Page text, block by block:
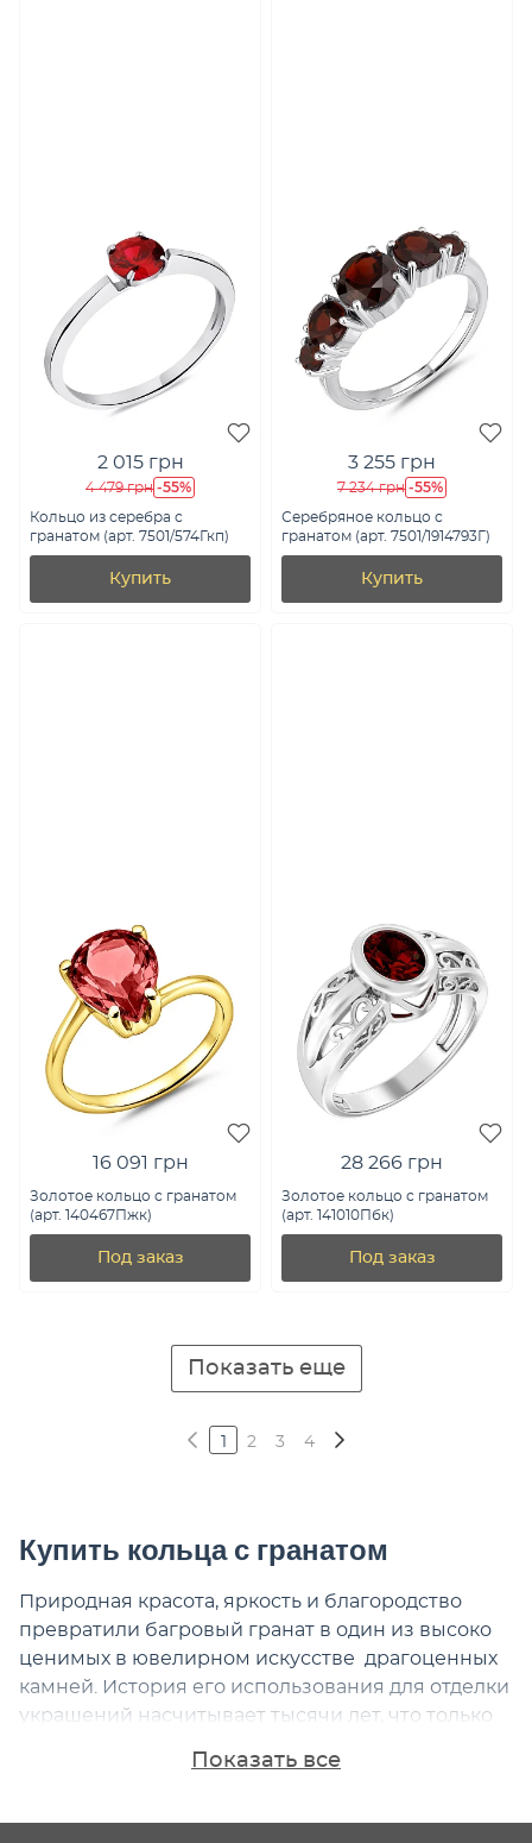
2 015 грн
4 479 грн -55%
Кольцо из серебра с
гранатом (арт. 7501/574Гкп)
Купить
3 255 грн
7 234 грн -55%
Серебряное кольцо с
гранатом (арт. 7501/1914793Г)
Купить
16 091 грн
Золотое кольцо с гранатом
(арт. 140467Пжк)
Под заказ
28 266 грн
Золотое кольцо с гранатом
(арт. 141010Пбк)
Под заказ
Показать еще
2 3 4
Купить кольца с гранатом
Природная красота, яркость и благородство
превратили багровый гранат в один из высоко
ценимых в ювелирном искусстве драгоценных
камней. История его использования для отделки
украшений насчитывает тысячи лет, что только
ювелирное изделие гранат превращает в
Показать все